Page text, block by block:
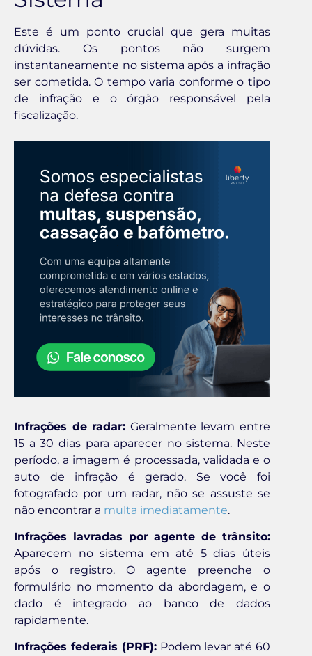
Este é um ponto crucial que gera muitas
dúvidas. Os pontos não surgem
instantaneamente no sistema após a infração
ser cometida. O tempo varia conforme o tipo
de infração e o órgão responsável pela
fiscalização.
Infrações de radar: Geralmente levam entre
15 a 30 dias para aparecer no sistema. Neste
período, a imagem é processada, validada e o
auto de infração é gerado. Se você foi
fotografado por um radar, não se assuste se
não encontrar a multa imediatamente.
Infrações lavradas por agente de trânsito:
Aparecem no sistema em até 5 dias úteis
após o registro. O agente preenche o
formulário no momento da abordagem, e o
dado é integrado ao banco de dados
rapidamente.
Infrações federais (PRF):Podem levar até 60